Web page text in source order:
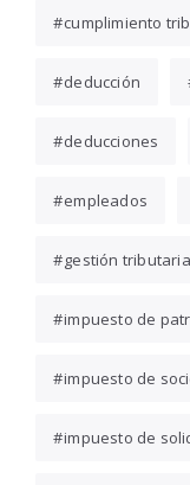
cumplimiento
deducción
deducciones
empleados
gestión tributaria
impuesto de
impuesto de
impuesto de